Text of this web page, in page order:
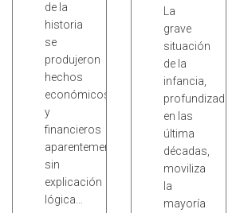
de la
historia
se
produjeron
hechos
económicos
y
financieros
aparentemente
sin
explicación
lógica…
La
grave
situación
de la
infancia,
profundizada
en las
última
décadas,
moviliza
la
mayoría